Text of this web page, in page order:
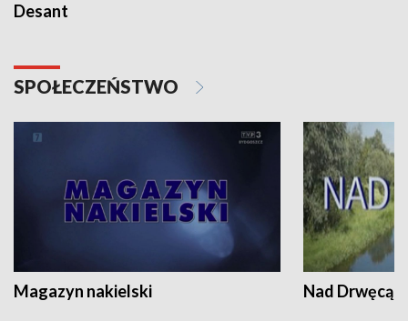
Desant
SPOŁECZEŃSTWO
Magazyn nakielski Nad Drwęcą